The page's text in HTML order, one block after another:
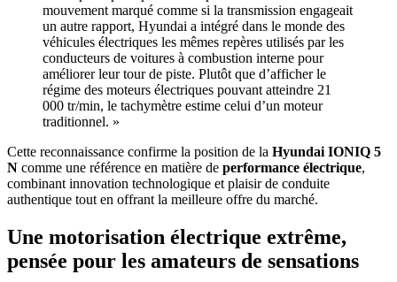
mouvement marqué comme si la transmission engageait
un autre rapport, Hyundai a intégré dans le monde des
véhicules électriques les mêmes repères utilisés par les
conducteurs de voitures à combustion interne pour
améliorer leur tour de piste. Plutôt que d’afficher le
régime des moteurs électriques pouvant atteindre 21
000 tr/min, le tachymètre estime celui d’un moteur
traditionnel. »
Cette reconnaissance confirme la position de la Hyundai IONIQ 5
N comme une référence en matière de performance électrique,
combinant innovation technologique et plaisir de conduite
authentique tout en offrant la meilleure offre du marché.
Une motorisation électrique extrême,
pensée pour les amateurs de sensations